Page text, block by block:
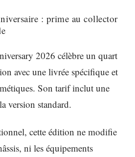
: prime au collector
2026 célèbre un quart
avec une livrée spécifique et
Son tarif inclut une
version standard.
cette édition ne modifie
ni les équipements